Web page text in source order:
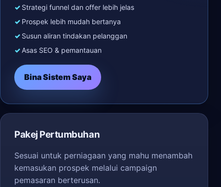
Strategi funnel dan offer lebih jelas
Prospek lebih mudah bertanya
Susun aliran tindakan pelanggan
Asas SEO & pemantauan
Bina Sistem Saya
Pakej Pertumbuhan
Sesuai untuk perniagaan yang mahu menambah
kemasukan prospek melalui campaign
pemasaran berterusan.